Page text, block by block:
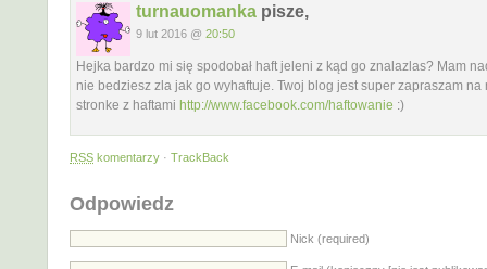
turnauomanka pisze,
9 lut 2016 @ 20:50
Hejka bardzo mi się spodobał haft jeleni z kąd go znalazlas? Mam
nie bedziesz zla jak go wyhaftuje. Twoj blog jest super zapraszam na
stronke z haftami http://www.facebook.com/haftowanie :)
RSS komentarzy · TrackBack
Odpowiedz
Nick (required)